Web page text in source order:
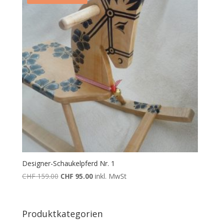
Designer-Schaukelpferd Nr. 1
CHF159.00 Ursprünglicher
CHF 159.00
CHF95.00Aktueller
inkl. MwSt
Produktkategorien